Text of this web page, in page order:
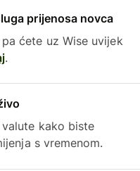
prijenosa novca
ćete uz Wise uvijek
.
kako biste
s vremenom.